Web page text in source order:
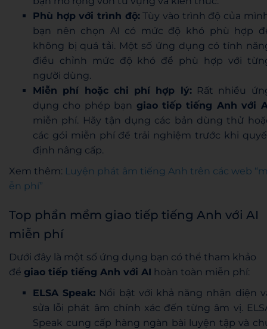
Phù hợp với trình độ:Tùy vào trình độ của
bạn nên chọn AI có mức độ khó phù hợp
không bị quá tải. Một số ứng dụng có tính
điều chỉnh mức độ khó để phù hợp với
người dùng.
Miễn phí hoặc chi phí hợp lý:Rất nhiều
dụng cho phép bạn giao tiếp tiếng Anh với
miễn phí. Hãy tận dụng các bản dùng thử
các gói miễn phí để trải nghiệm trước khi
định nâng cấp.
Xem thêm: Luyện phát âm tiếng Anh trên các web
ễn phí”
Top phần mềm giao tiếp tiếng Anh với AI
miễn phí
Dưới đây là một số ứng dụng bạn có thể tham khảo
để giao tiếp tiếng Anh với AI hoàn toàn miễn phí:
ELSA Speak: Nổi bật với khả năng nhận diện
sửa lỗi phát âm chính xác đến từng âm vị.
Speak cung cấp hàng ngàn bài luyện tập và